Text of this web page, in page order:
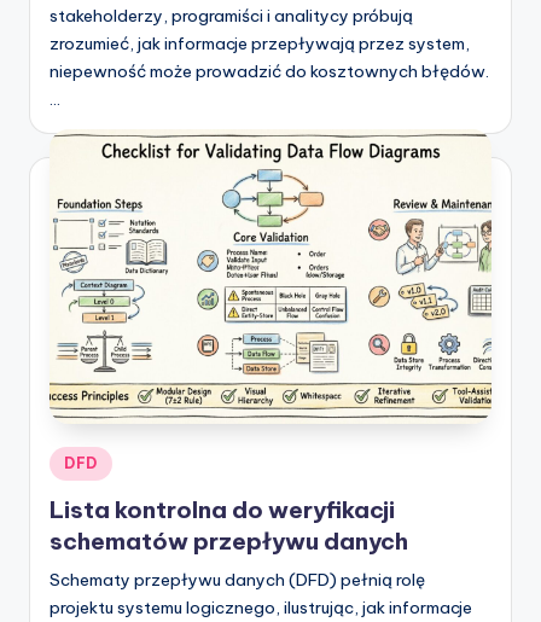
stakeholderzy, programiści i analitycy próbują
zrozumieć, jak informacje przepływają przez system,
niepewność może prowadzić do kosztownych błędów.
…
Posted
in
DFD
Lista kontrolna do weryfikacji
schematów przepływu danych
Schematy przepływu danych (DFD) pełnią rolę
projektu systemu logicznego, ilustrując, jak informacje